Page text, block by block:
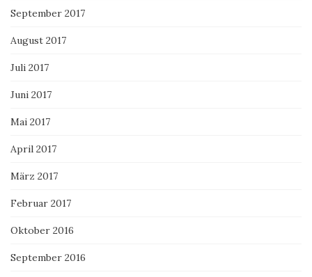
September 2017
August 2017
Juli 2017
Juni 2017
Mai 2017
April 2017
März 2017
Februar 2017
Oktober 2016
September 2016